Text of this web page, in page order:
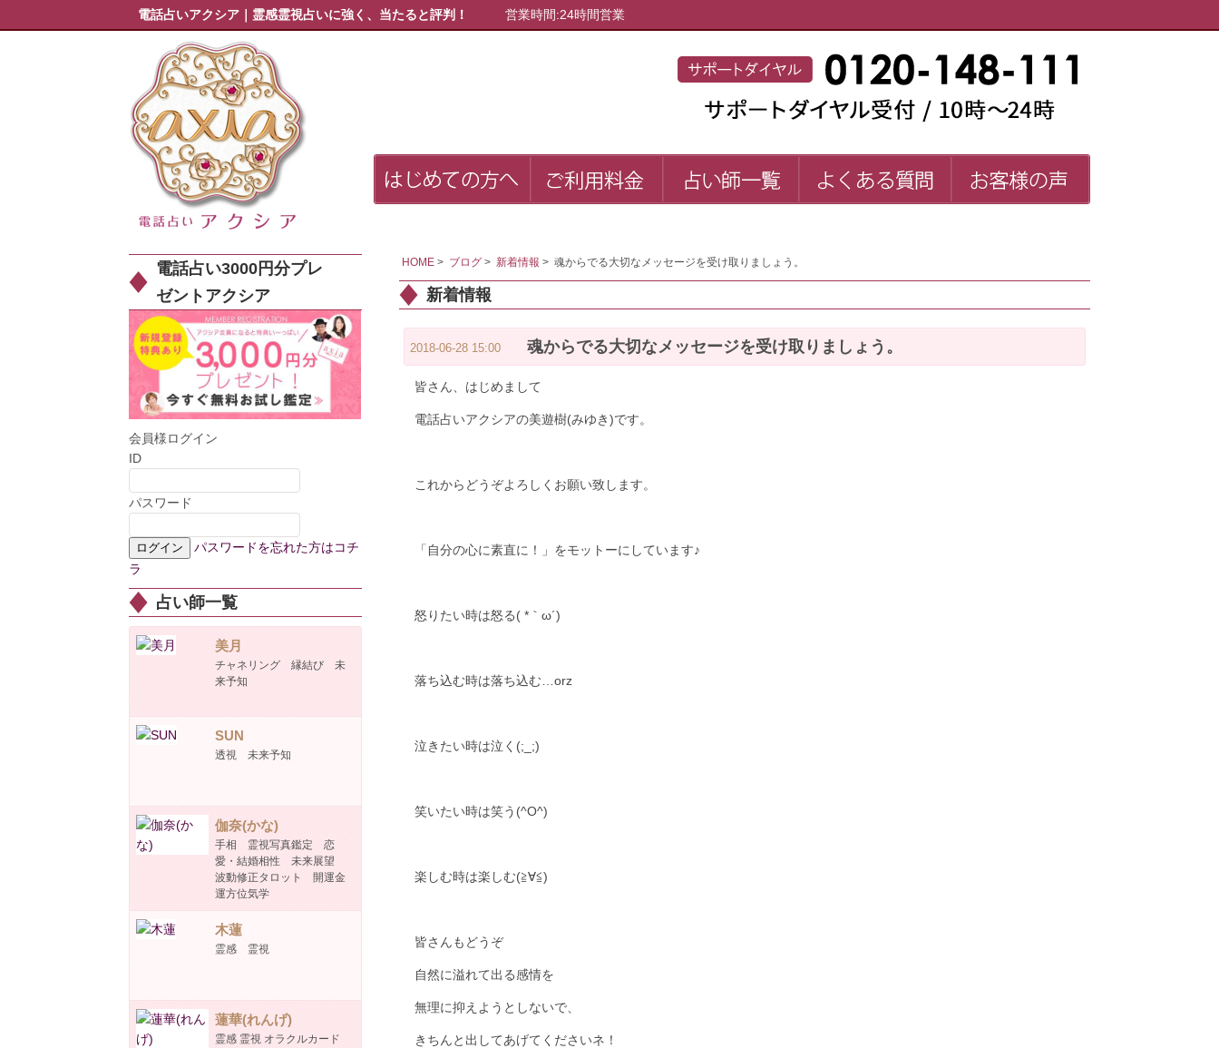
電話占いアクシア｜霊感霊視占いに強く、当たると評判！ 営業時間:24時間営業
電話占い3000円分プレ
ゼントアクシア
会員様ログイン
ID
パスワード
パスワードを忘れた方はコチ
ラ
占い師一覧
美月
チャネリング 縁結び 未
来予知
SUN
透視 未来予知
伽奈(かな)
手相 霊視写真鑑定 恋
愛・結婚相性 未来展望
波動修正タロット 開運金
運方位気学
木蓮
霊感 霊視
蓮華(れんげ)
霊感 霊視 オラクルカード
HOME> ブログ> 新着情報 > 魂からでる大切なメッセージを受け取りましょう。
新着情報
2018-06-28 15:00 魂からでる大切なメッセージを受け取りましょう。
皆さん、はじめまして
電話占いアクシアの美遊樹(みゆき)です。
これからどうぞよろしくお願い致します。
「自分の心に素直に！」をモットーにしています♪
怒りたい時は怒る( *｀ω´)
落ち込む時は落ち込む…orz
泣きたい時は泣く(;_;)
笑いたい時は笑う(^O^)
楽しむ時は楽しむ(≧∀≦)
皆さんもどうぞ
自然に溢れて出る感情を
無理に抑えようとしないで、
きちんと出してあげてくださいネ！